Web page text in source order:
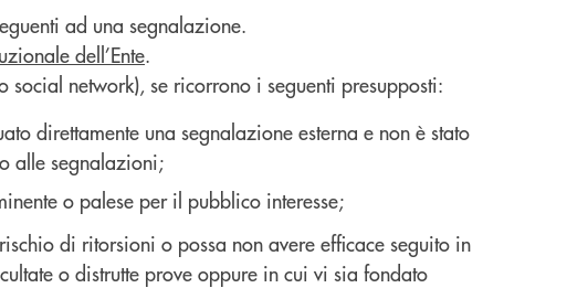
ad una segnalazione.
dell’Ente.
network), se ricorrono i seguenti presupposti:
direttamente una segnalazione esterna e non è stato
alle segnalazioni;
o palese per il pubblico interesse;
di ritorsioni o possa non avere efficace seguito in
o distrutte prove oppure in cui vi sia fondato